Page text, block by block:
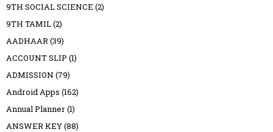
9TH SOCIAL SCIENCE (2)
9TH TAMIL(2)
AADHAAR(39)
ACCOUNT SLIP (1)
ADMISSION (79)
Android Apps (162)
Annual Planner(1)
ANSWER KEY(88)